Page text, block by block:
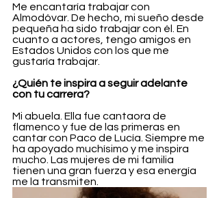
Me encantaría trabajar con
Almodóvar. De hecho, mi sueño desde
pequeña ha sido trabajar con él. En
cuanto a actores, tengo amigos en
Estados Unidos con los que me
gustaría trabajar.
¿Quién te inspira a seguir adelante
con tu carrera?
Mi abuela. Ella fue cantaora de
flamenco y fue de las primeras en
cantar con Paco de Lucía. Siempre me
ha apoyado muchísimo y me inspira
mucho. Las mujeres de mi familia
tienen una gran fuerza y esa energía
me la transmiten.